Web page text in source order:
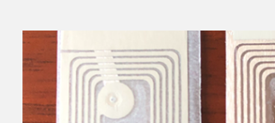
loja de roupas e